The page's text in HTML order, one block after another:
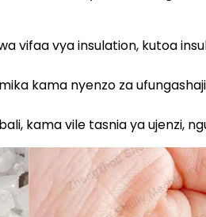
vifaa vya insulation, kutoa
kama nyenzo za
kama vile tasnia ya ujenzi,